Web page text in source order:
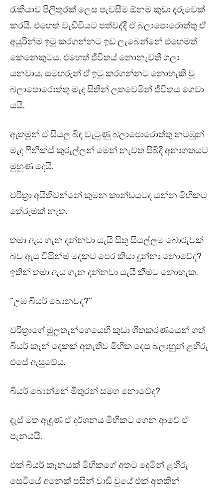
රැකියාව පිලිතුරක් ලෙස පැවසීම ඕනම කුඩා දරුවෙක්
කරයි. එහෙත් වැඩිවියට පත්වද්දී ඒ බලාපොරොත්තු ඒ
අයුරින්ම ඉටු කරගන්නට ඉඩ ලැබෙන්නේ එහෙමත්
කෙනෙකුටය. එහෙත් ජීවිතය් නොනැවතී ගලා
යනවාය. සමහරුන් ඒ ඉටු කරගන්නට නොහැකි වූ
බලාපොරොත්තු මැද සිතින් ලතවෙමින් ජීවිතය ගෙවා
යයි.
ඇතමුන් ඒ සියලු බිඳ වැටුණු බලාපොරොත්තු නටඹුන්
මැද ෆීනික්ස් කුරුල්ලන් මෙන් නැවත පිබිදී අනාගතයට
මුහුණ දෙයි.
චරිත්‍රා අයිතිවන්නේ කුමන කාන්ඩයටද යන්න මිහිකට
තේරුමක් නැත.
තමා ඇය ගැන දන්නවා යැයි සිතූ සියල්ලම බොරුවක්
බව ඇය විසින්ම මදකට පෙර කියා දුන්නා නොවේද?
ඉතින් තමා ඇය ගැන දන්නවා යැයී කීමට නොහැක.
“උඹ බියර් බොනවද?”
චරිත්‍රාගේ මුලුතැන්ගෙයෙහි කුඩා ශිතකරණයෙන් ගත්
බියර් කෑන් දෙකක් අතැතිව මිහික දෙස බලාහුන් ළහිරු
එසේ ඇසුවේය.
බියර් බොන්නේ මිතුරන් සමග නොවේද?
දැස් මත ඇඳුණ ඒ දර්ශනය මිහිකට ගෙන ආවේ ඒ
පැනයයි.
එක් බියර් කෑනයක් මිහිකගේ අතට දෙමින් ළහිරු
සෙටියේ අනෙක් පසින් වාඩි වුයේ එක් අතකින්